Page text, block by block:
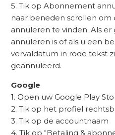
5. Tik op Abonnement
naar beneden scrollen
annuleren te vinden. Als
annuleren is of als u een
vervaldatum in rode tekst
geannuleerd.
Google
1. Open uw Google Play
2. Tik op het profiel
3. Tik op de accountnaam
4. Tik op "Betaling &